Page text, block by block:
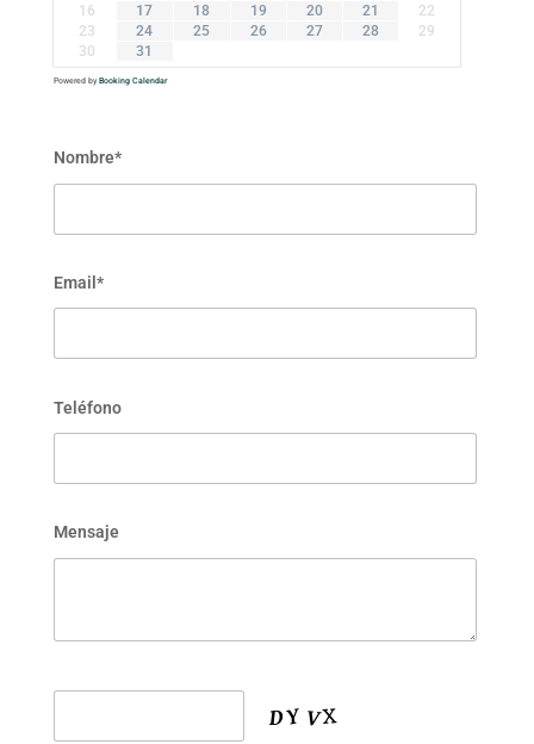
16
17 18 19 20 21
22
23
24 25 26 27 28
29
30
31
Powered byBooking Calendar
Nombre*
Email*
Teléfono
Mensaje